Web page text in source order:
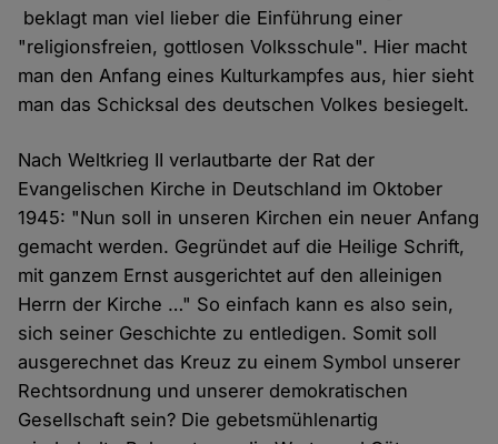
beklagt man viel lieber die Einführung einer
"religionsfreien, gottlosen Volksschule". Hier macht
man den Anfang eines Kulturkampfes aus, hier sieht
man das Schicksal des deutschen Volkes besiegelt.
Nach Weltkrieg II verlautbarte der Rat der
Evangelischen Kirche in Deutschland im Oktober
1945: "Nun soll in unseren Kirchen ein neuer Anfang
gemacht werden. Gegründet auf die Heilige Schrift,
mit ganzem Ernst ausgerichtet auf den alleinigen
Herrn der Kirche …" So einfach kann es also sein,
sich seiner Geschichte zu entledigen. Somit soll
ausgerechnet das Kreuz zu einem Symbol unserer
Rechtsordnung und unserer demokratischen
Gesellschaft sein? Die gebetsmühlenartig